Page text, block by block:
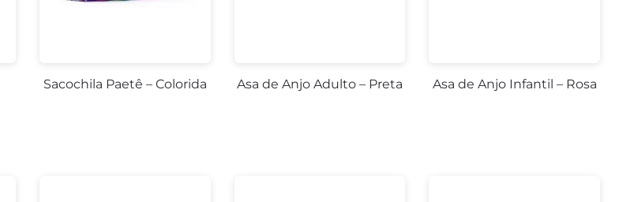
Sacochila Paetê – Colorida Asa de Anjo Adulto – Preta Asa de Anjo Infantil – Rosa